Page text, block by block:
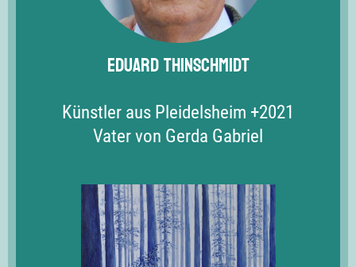
Eduard Thinschmidt
Künstler aus Pleidelsheim +2021
Vater von Gerda Gabriel